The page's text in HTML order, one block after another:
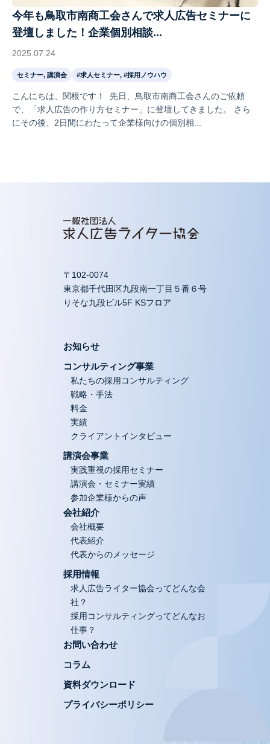
今年も鳥取市南商工会さんで求人広告セミナーに
登壇しました！企業個別相談...
2025.07.24
セミナー, 講演会 #求人セミナー, #採用ノウハウ
こんにちは、関根です！ 先日、鳥取市南商工会さんのご依頼
で、「求人広告の作り方セミナー」に登壇してきました。 さら
にその後、2日間にわたって企業様向けの個別相...
〒102-0074
東京都千代田区九段南一丁目５番６号
りそな九段ビル5F KSフロア
お知らせ
コンサルティング事業
私たちの採用コンサルティング
戦略・手法
料金
実績
クライアントインタビュー
講演会事業
実践重視の採用セミナー
講演会・セミナー実績
参加企業様からの声
会社紹介
会社概要
代表紹介
代表からのメッセージ
採用情報
求人広告ライター協会ってどんな会
社？
採用コンサルティングってどんなお
仕事？
お問い合わせ
コラム
資料ダウンロード
プライバシーポリシー